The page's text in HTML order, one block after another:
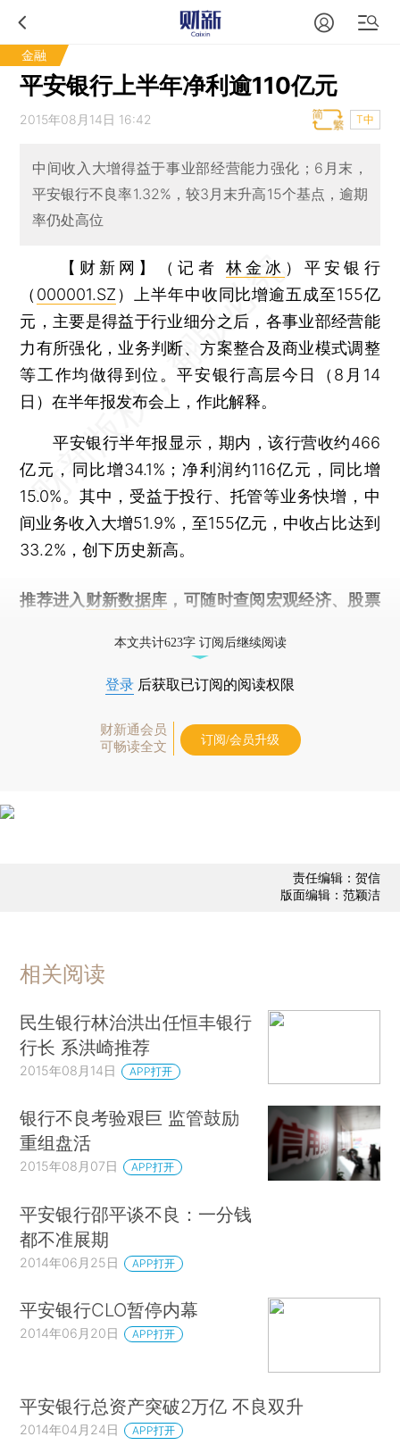
金融
平安银行上半年净利逾110亿元
2015年08月14日 16:42 T中
中间收入大增得益于事业部经营能力强化；6月末，
平安银行不良率1.32%，较3月末升高15个基点，逾期
率仍处高位
【财新网】（记者 林金冰 ）平安银行
（ 000001.SZ ）上半年中收同比增逾五成至155亿
元，主要是得益于行业细分之后，各事业部经营能
力有所强化，业务判断、方案整合及商业模式调整
等工作均做得到位。平安银行高层今日（8月14
日）在半年报发布会上，作此解释。
平安银行半年报显示，期内，该行营收约466
亿元，同比增34.1%；净利润约116亿元，同比增
15.0%。其中，受益于投行、托管等业务快增，中
间业务收入大增51.9%，至155亿元，中收占比达到
33.2%，创下历史新高。
推荐进入 财新数据库 ，可随时查阅宏观经济、股票
本文共计623字 订阅后继续阅读
登录 后获取已订阅的阅读权限
财新通会员
可畅读全文
订阅/会员升级
责任编辑：贺信
版面编辑：范颖洁
相关阅读
民生银行林治洪出任恒丰银行
行长 系洪崎推荐
2015年08月14日 APP打开
银行不良考验艰巨 监管鼓励
重组盘活
2015年08月07日 APP打开
平安银行邵平谈不良：一分钱
都不准展期
2014年06月25日 APP打开
平安银行CLO暂停内幕
2014年06月20日 APP打开
平安银行总资产突破2万亿 不良双升
2014年04月24日 APP打开